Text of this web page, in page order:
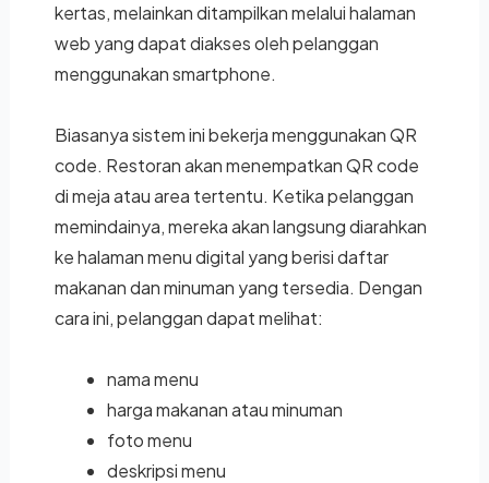
kertas, melainkan ditampilkan melalui halaman
web yang dapat diakses oleh pelanggan
menggunakan smartphone.
Biasanya sistem ini bekerja menggunakan QR
code. Restoran akan menempatkan QR code
di meja atau area tertentu. Ketika pelanggan
memindainya, mereka akan langsung diarahkan
ke halaman menu digital yang berisi daftar
makanan dan minuman yang tersedia. Dengan
cara ini, pelanggan dapat melihat:
nama menu
harga makanan atau minuman
foto menu
deskripsi menu